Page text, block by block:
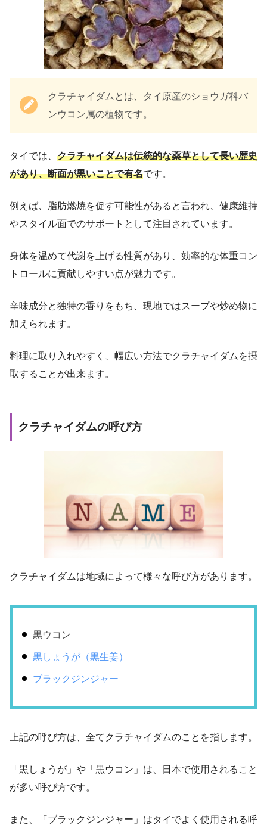
クラチャイダムとは、タイ原産のショウガ科バ
ンウコン属の植物です。
タイでは、 クラチャイダムは伝統的な薬草として長い歴史
があり、断面が黒いことで有名です。
例えば、脂肪燃焼を促す可能性があると言われ、健康維持
やスタイル面でのサポートとして注目されています。
身体を温めて代謝を上げる性質があり、効率的な体重コン
トロールに貢献しやすい点が魅力です。
辛味成分と独特の香りをもち、現地ではスープや炒め物に
加えられます。
料理に取り入れやすく、幅広い方法でクラチャイダムを摂
取することが出来ます。
クラチャイダムの呼び方
クラチャイダムは地域によって様々な呼び方があります。
黒ウコン
黒しょうが（黒生姜）
ブラックジンジャー
上記の呼び方は、全てクラチャイダムのことを指します。
「黒しょうが」や「黒ウコン」は、日本で使用されること
が多い呼び方です。
また、「ブラックジンジャー」はタイでよく使用される呼